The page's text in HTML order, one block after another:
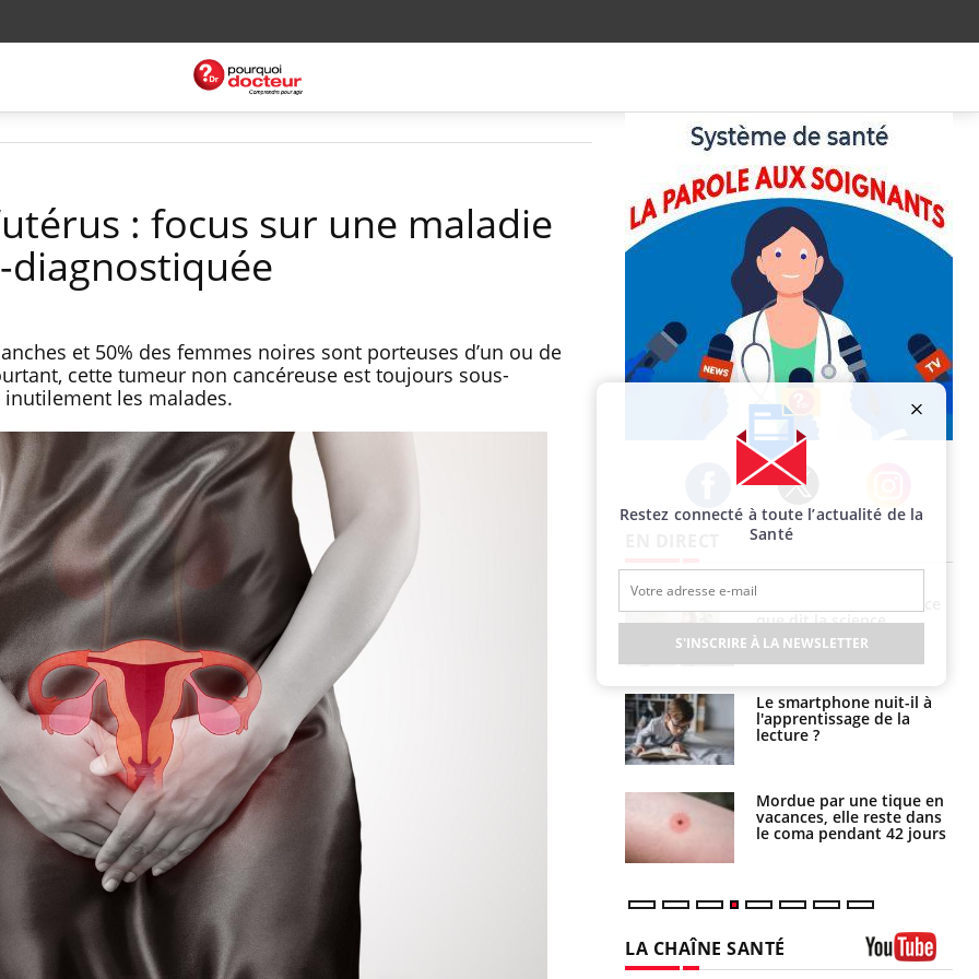
: focus sur une maladie
diagnostiquée
et 50% des femmes noires sont porteuses d’un ou de
cette tumeur non cancéreuse est toujours sous-
les malades.
Facebook Twitter Instagram
Fortes chaleurs :
pourquoi le risque de
noyade grimpe-t-il ?
Le Viagra pourrait-il
freiner la propagation du
cancer ?
Pourquoi manger moins
de protéines pourrait
finalement être bénéfique
que dit la science
Le smartphone nuit-il à
l'apprentissage de la
lecture ?
Mordue par une tique en
vacances, elle reste dans
le coma pendant 42 jours
barracuda, une petite fille
secourue grâce à un
réflexe essentiel
Légionellose en Suisse :
quelle est l’origine de la
contamination ?
Allergies alimentaires :
une nouvelle arme contre
les réactions sévères
LA CHAÎNE SANTÉ
Restez connecté à toute l’actualité de la
Santé
S'INSCRIRE À LA NEWSLETTER